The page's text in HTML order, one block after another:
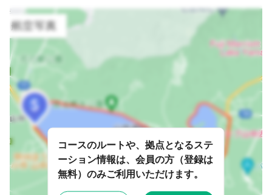
コースのルートや、拠点となるステ
ーション情報は、会員の方（登録は
無料）のみご利用いただけます。